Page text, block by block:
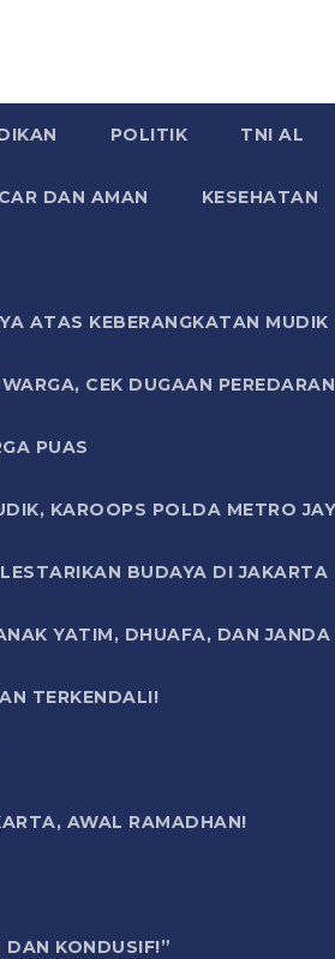
POLITIK TNI AL
DAN AMAN KESEHATAN
ATAS KEBERANGKATAN
CEK DUGAAN
PUAS
KAROOPS POLDA METRO
BUDAYA DI JAKARTA
YATIM, DHUAFA, DAN
TERKENDALI!
AWAL RAMADHAN!
KONDUSIF!”